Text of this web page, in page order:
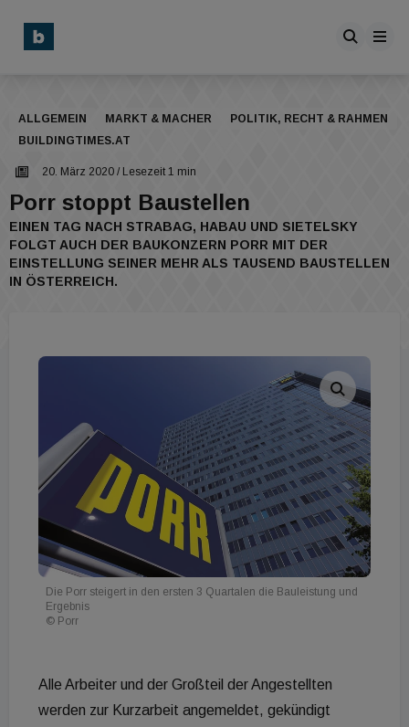
ALLGEMEIN MARKT & MACHER
POLITIK, RECHT & RAHMEN
BUILDINGTIMES.AT
20. März 2020 / Lesezeit 1 min
Porr stoppt Baustellen
EINEN TAG NACH STRABAG, HABAU UND SIETELSKY
FOLGT AUCH DER BAUKONZERN PORR MIT DER
EINSTELLUNG SEINER MEHR ALS TAUSEND BAUSTELLEN
IN ÖSTERREICH.
Die Porr steigert in den ersten 3 Quartalen die Bauleistung und
Ergebnis
© Porr
Alle Arbeiter und der Großteil der Angestellten
werden zur Kurzarbeit angemeldet, gekündigt